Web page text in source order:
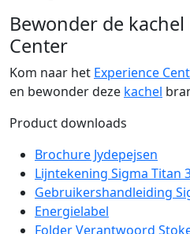
Bewonder de
Center
Kom naar het Experience
en bewonder deze kachel
Product downloads
Brochure Jydepejsen
Lijntekening Sigma Titan
Gebruikershandleiding
Energielabel
Folder Verantwoord